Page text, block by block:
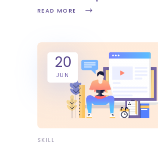
READ MORE
20
JUN
SKILL